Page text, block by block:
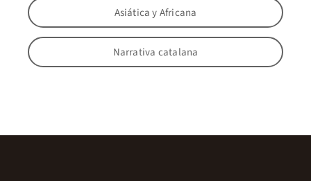
Asiática y Africana
Narrativa catalana